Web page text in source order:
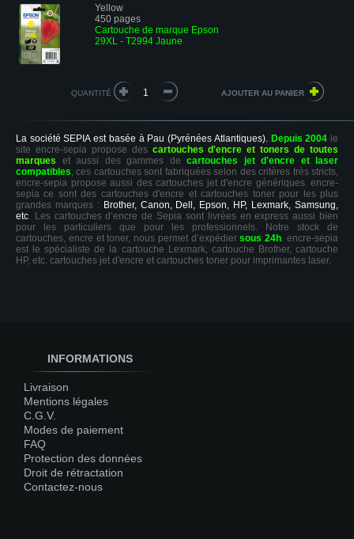
Yellow
450 pages
Cartouche de marque Epson
29XL - T2994 Jaune
QUANTITÉ
La société SEPIA est basée à Pau (Pyrénées Atlantiques). Depuis 2004 le
site encre-sepia propose des cartouches d'encre et toners de toutes
marques et aussi des gammes de cartouches jet d'encre et laser
compatibles, ces cartouches sont fabriquées selon des critères très stricts,
encre-sepia propose aussi des cartouches jet d'encre génériques. encre-
sepia ce sont des cartouches d'encre et cartouches toner pour les plus
grandes marques : Brother, Canon, Dell, Epson, HP, Lexmark, Samsung,
etc. Les cartouches d’encre de Sepia sont livrées en express aussi bien
pour les particuliers que pour les professionnels. Notre stock de
cartouches, encre et toner, nous permet d’expédiersous 24h. encre-sepia
est le spécialiste de la cartouche Lexmark, cartouche Brother, cartouche
HP, etc. cartouches jet d'encre et cartouches toner pour imprimantes laser.
INFORMATIONS
Livraison
Mentions légales
C.G.V.
Modes de paiement
FAQ
Protection des données
Droit de rétractation
Contactez-nous